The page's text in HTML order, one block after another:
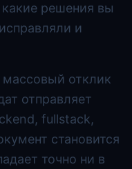
какие решения вы
и
отклик
отправляет
fullstack,
становится
точно ни в